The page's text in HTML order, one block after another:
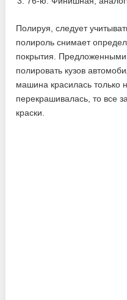
Полируя, следует
полироль снимает
покрытия.
полировать кузов
машина красилась только
перекрашивалась, то все
краски.